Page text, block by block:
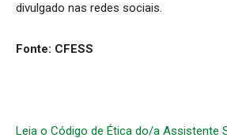
divulgado nas redes sociais.
Fonte: CFESS
Leia o Código de Ética do/a Assistente